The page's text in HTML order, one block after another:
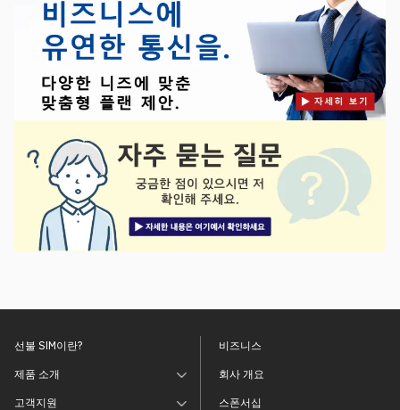
선불 SIM이란?
제품 소개
고객지원
비즈니스
회사 개요
스폰서십